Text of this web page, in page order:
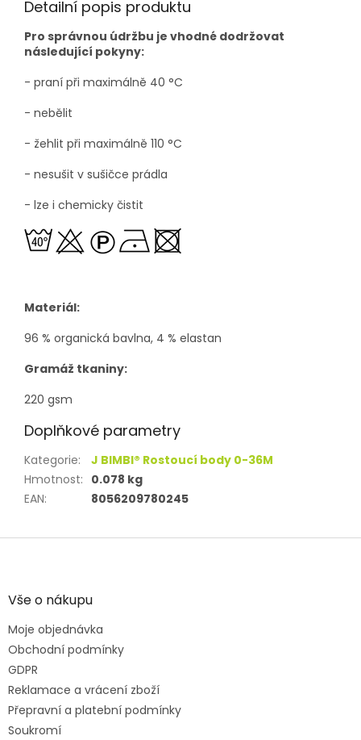
Detailní popis produktu
Pro správnou údržbu je vhodné dodržovat
následující pokyny:
- praní při maximálně 40 °C
- nebělit
- žehlit při maximálně 110 °C
- nesušit v sušičce prádla
- lze i chemicky čistit
Materiál:
96 % organická bavlna, 4 % elastan
Gramáž tkaniny:
220 gsm
Doplňkové parametry
Kategorie:
J BIMBI® Rostoucí body 0-36M
Hmotnost: 0.078 kg
EAN: 8056209780245
Z
aVše o nákupu
Moje objednávka
Obchodní podmínky
GDPR
Reklamace a vrácení zboží
Přepravní a platební podmínky
Soukromí